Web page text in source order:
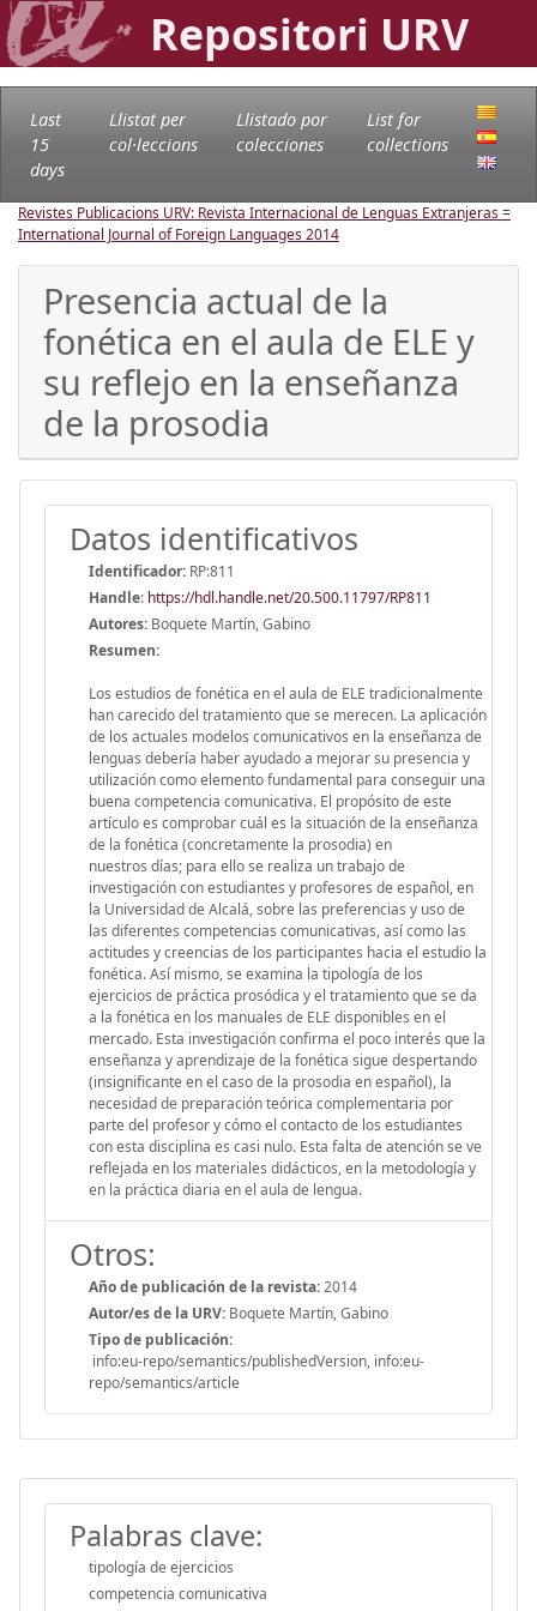
Repositori URV
Last
15
days
Llistat per
col·leccions
Llistado por
colecciones
List for
collections
Revistes Publicacions URV: Revista Internacional de Lenguas Extranjeras =
International Journal of Foreign Languages2014
Presencia actual de la
fonética en el aula de ELE y
su reflejo en la enseñanza
de la prosodia
Datos identificativos
Identificador: RP:811
Handle: https://hdl.handle.net/20.500.11797/RP811
Autores: Boquete Martín, Gabino
Resumen:
Los estudios de fonética en el aula de ELE tradicionalmente
han carecido del tratamiento que se merecen. La aplicación
de los actuales modelos comunicativos en la enseñanza de
lenguas debería haber ayudado a mejorar su presencia y
utilización como elemento fundamental para conseguir una
buena competencia comunicativa. El propósito de este
artículo es comprobar cuál es la situación de la enseñanza
de la fonética (concretamente la prosodia) en
nuestros días; para ello se realiza un trabajo de
investigación con estudiantes y profesores de español, en
la Universidad de Alcalá, sobre las preferencias y uso de
las diferentes competencias comunicativas, así como las
actitudes y creencias de los participantes hacia el estudio la
fonética. Así mismo, se examina la tipología de los
ejercicios de práctica prosódica y el tratamiento que se da
a la fonética en los manuales de ELE disponibles en el
mercado. Esta investigación confirma el poco interés que la
enseñanza y aprendizaje de la fonética sigue despertando
(insignificante en el caso de la prosodia en español), la
necesidad de preparación teórica complementaria por
parte del profesor y cómo el contacto de los estudiantes
con esta disciplina es casi nulo. Esta falta de atención se ve
reflejada en los materiales didácticos, en la metodología y
en la práctica diaria en el aula de lengua.
Otros:
Año de publicación de la revista:2014
Autor/es de la URV: Boquete Martín, Gabino
Tipo de publicación:
info:eu-repo/semantics/publishedVersion, info:eu-
repo/semantics/article
Palabras clave:
tipología de ejercicios
competencia comunicativa